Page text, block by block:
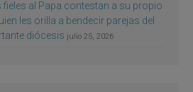
al Papa contestan a su propio
les orilla a bendecir parejas del
diócesis julio 25, 2026